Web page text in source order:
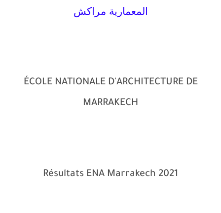
المعمارية مراكش
ÉCOLE NATIONALE D'ARCHITECTURE DE
MARRAKECH
Résultats ENA Marrakech 2021